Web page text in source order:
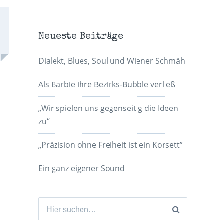
Neueste Beiträge
Dialekt, Blues, Soul und Wiener Schmäh
Als Barbie ihre Bezirks-Bubble verließ
„Wir spielen uns gegenseitig die Ideen
zu“
„Präzision ohne Freiheit ist ein Korsett”
Ein ganz eigener Sound
Suchen